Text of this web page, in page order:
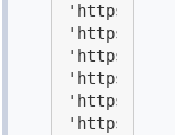
'https://
'https://
'https://
'https://
'https://
'https://